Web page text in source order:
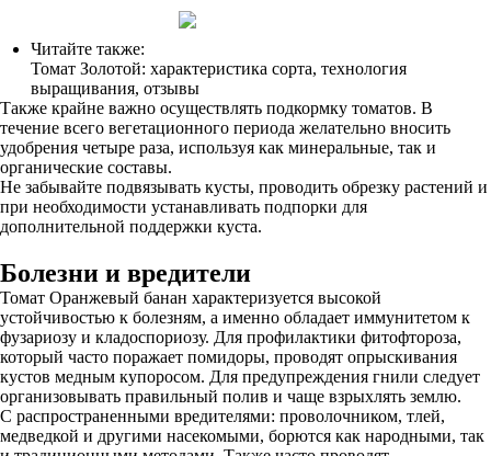
Читайте также:
Томат Золотой: характеристика сорта, технология
выращивания, отзывы
Также крайне важно осуществлять подкормку томатов. В
течение всего вегетационного периода желательно вносить
удобрения четыре раза, используя как минеральные, так и
органические составы.
Не забывайте подвязывать кусты, проводить обрезку растений и
при необходимости устанавливать подпорки для
дополнительной поддержки куста.
Болезни и вредители
Томат Оранжевый банан характеризуется высокой
устойчивостью к болезням, а именно обладает иммунитетом к
фузариозу и кладоспориозу. Для профилактики фитофтороза,
который часто поражает помидоры, проводят опрыскивания
кустов медным купоросом. Для предупреждения гнили следует
организовывать правильный полив и чаще взрыхлять землю.
С распространенными вредителями: проволочником, тлей,
медведкой и другими насекомыми, борются как народными, так